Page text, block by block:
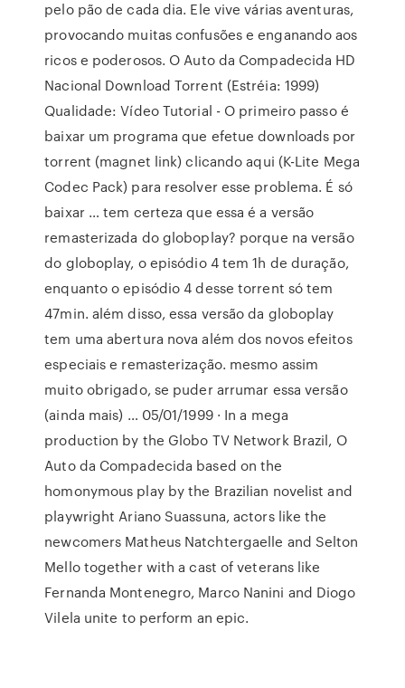
pelo pão de cada dia. Ele vive várias aventuras,
provocando muitas confusões e enganando aos
ricos e poderosos. O Auto da Compadecida HD
Nacional Download Torrent (Estréia: 1999)
Qualidade: Vídeo Tutorial - O primeiro passo é
baixar um programa que efetue downloads por
torrent (magnet link) clicando aqui (K-Lite Mega
Codec Pack) para resolver esse problema. É só
baixar … tem certeza que essa é a versão
remasterizada do globoplay? porque na versão
do globoplay, o episódio 4 tem 1h de duração,
enquanto o episódio 4 desse torrent só tem
47min. além disso, essa versão da globoplay
tem uma abertura nova além dos novos efeitos
especiais e remasterização. mesmo assim
muito obrigado, se puder arrumar essa versão
(ainda mais) … 05/01/1999 · In a mega
production by the Globo TV Network Brazil, O
Auto da Compadecida based on the
homonymous play by the Brazilian novelist and
playwright Ariano Suassuna, actors like the
newcomers Matheus Natchtergaelle and Selton
Mello together with a cast of veterans like
Fernanda Montenegro, Marco Nanini and Diogo
Vilela unite to perform an epic.